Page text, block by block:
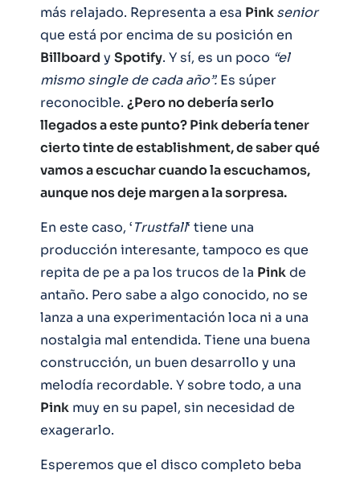
más relajado. Representa a esa Pinksenior
que está por encima de su posición en
Billboard y Spotify. Y sí, es un poco “el
mismo single de cada año”. Es súper
reconocible. ¿Pero no debería serlo
llegados a este punto? Pink debería tener
cierto tinte de establishment, de saber qué
vamos a escuchar cuando la escuchamos,
aunque nos deje margen a la sorpresa.
En este caso, ‘Trustfall‘ tiene una
producción interesante, tampoco es que
repita de pe a pa los trucos de la Pinkde
antaño. Pero sabe a algo conocido, no se
lanza a una experimentación loca ni a una
nostalgia mal entendida. Tiene una buena
construcción, un buen desarrollo y una
melodía recordable. Y sobre todo, a una
Pink muy en su papel, sin necesidad de
exagerarlo.
Esperemos que el disco completo beba